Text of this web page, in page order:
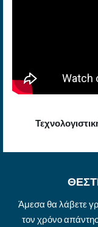
Άμεσα θα λάβετε
τον χρόνο